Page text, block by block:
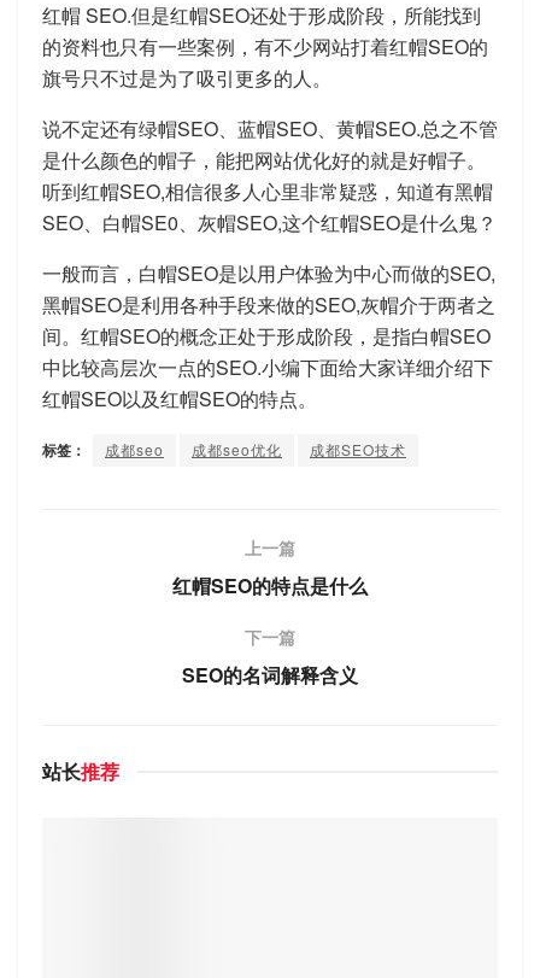
红帽 SEO.但是红帽SEO还处于形成阶段，所能找到
的资料也只有一些案例，有不少网站打着红帽SEO的
旗号只不过是为了吸引更多的人。
说不定还有绿帽SEO、蓝帽SEO、黄帽SEO.总之不管
是什么颜色的帽子，能把网站优化好的就是好帽子。
听到红帽SEO,相信很多人心里非常疑惑，知道有黑帽
SEO、白帽SE0、灰帽SEO,这个红帽SEO是什么鬼？
一般而言，白帽SEO是以用户体验为中心而做的SEO,
黑帽SEO是利用各种手段来做的SEO,灰帽介于两者之
间。红帽SEO的概念正处于形成阶段，是指白帽SEO
中比较高层次一点的SEO.小编下面给大家详细介绍下
红帽SEO以及红帽SEO的特点。
标签： 成都seo 成都seo优化 成都SEO技术
上一篇
红帽SEO的特点是什么
下一篇
SEO的名词解释含义
站长推荐